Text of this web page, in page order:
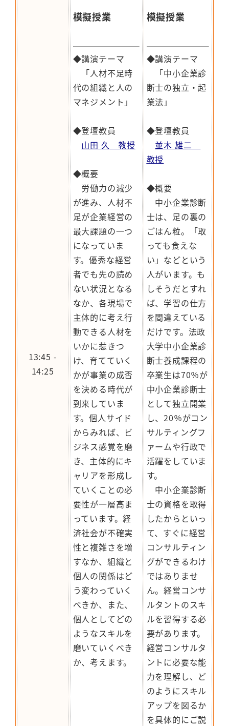
13:45 -
14:25
模擬授業
◆講演テーマ
「人材不足時
代の組織と人の
マネジメント」
◆登壇教員
山田 久
教授
◆概要
労働力の減少
が進み、人材不
足が企業経営の
最大課題の一つ
になっていま
す。優秀な経営
者でも先の読め
ない状況となる
なか、各現場で
主体的に考え行
動できる人材を
いかに惹きつ
け、育てていく
かが事業の成否
を決める時代が
到来していま
す。個人サイド
からみれば、ビ
ジネス感覚を磨
き、主体的にキ
ャリアを形成し
ていくことの必
要性が一層高ま
っています。経
済社会が不確実
性と複雑さを増
すなか、組織と
個人の関係はど
う変わっていく
べきか、また、
個人としてどの
ようなスキルを
磨いていくべき
か、考えます。
模擬授業
◆講演テーマ
「中小企業診
断士の独立・起
業法」
◆登壇教員
並木 雄二
教授
◆概要
中小企業診断
士は、足の裏の
ごはん粒。「取
っても食えな
い」などという
人がいます。も
しそうだとすれ
ば、学習の仕方
を間違えている
だけです。法政
大学中小企業診
断士養成課程の
卒業生は70％が
中小企業診断士
として独立開業
し、20％がコン
サルティングフ
ァームや行政で
活躍をしていま
す。
中小企業診断
士の資格を取得
したからといっ
て、すぐに経営
コンサルティン
グができるわけ
ではありませ
ん。経営コンサ
ルタントのスキ
ルを習得する必
要があります。
経営コンサルタ
ントに必要な能
力を理解し、ど
のようにスキル
アップを図るか
を具体的にご説